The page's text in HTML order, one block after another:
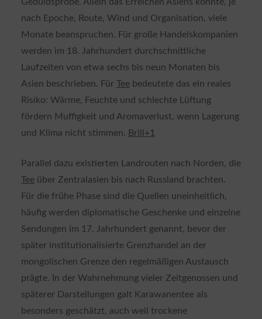
Geduldsprobe. Allein das Erreichen Asiens konnte, je
nach Epoche, Route, Wind und Organisation, viele
Monate beanspruchen. Für große Handelskompanien
werden im 18. Jahrhundert durchschnittliche
Laufzeiten von etwa sechs bis neun Monaten bis
Asien beschrieben. Für Teebedeutete das ein reales
Risiko: Wärme, Feuchte und schlechte Lüftung
fördern Muffigkeit und Aromaverlust, wenn Lagerung
und Klima nicht stimmen. Brill +1
Parallel dazu existierten Landrouten nach Norden, die
Teeüber Zentralasien bis nach Russland brachten.
Für die frühe Phase sind die Quellen uneinheitlich,
häufig werden diplomatische Geschenke und einzelne
Sendungen im 17. Jahrhundert genannt, bevor der
später institutionalisierte Grenzhandel an der
mongolischen Grenze den regelmäßigen Austausch
prägte. In der Wahrnehmung vieler Zeitgenossen und
späterer Darstellungen galt Karawanentee als
besonders geschätzt, auch weil trockene